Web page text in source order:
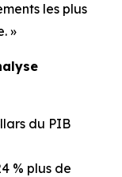
les plus
»
du PIB
% plus de